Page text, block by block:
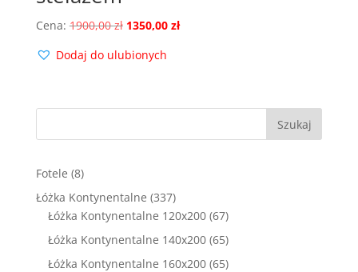
Cena: 1900,00zł Pierwotna
wynosiła:
1350,00 złAktualna
Dodaj do ulubionych
Szukaj
Fotele 88
produktów
Łóżka Kontynentalne 337337
produktów
Łóżka Kontynentalne 120x200 6767
produktów
Łóżka Kontynentalne 140x200 6565
produktów
Łóżka Kontynentalne 160x200 6565